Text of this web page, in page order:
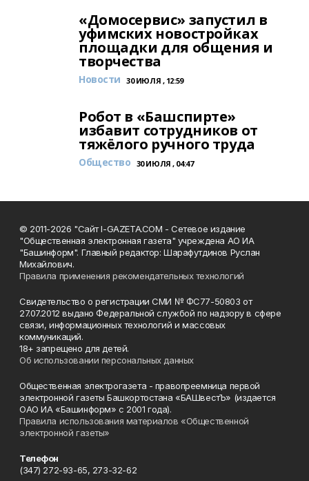
«Домосервис» запустил в
уфимских новостройках
площадки для общения и
творчества
Новости 30 ИЮЛЯ , 12:59
Робот в «Башспирте»
избавит сотрудников от
тяжёлого ручного труда
Общество 30 ИЮЛЯ , 04:47
© 2011-2026 "Сайт I-GAZETA.COM - Сетевое издание
"Общественная электронная газета" учреждена АО ИА
"Башинформ". Главный редактор: Шарафутдинов Руслан
Михайлович.
Правила применения рекомендательных технологий
Свидетельство о регистрации СМИ № ФС77-50803 от
27.07.2012 выдано Федеральной службой по надзору в сфере
связи, информационных технологий и массовых
коммуникаций.
18+ запрещено для детей.
Об использовании персональных данных
Общественная электрогазета - правопреемница первой
электронной газеты Башкортостана «БАШвестЪ» (издается
ОАО ИА «Башинформ» с 2001 года).
Правила использования материалов «Общественной
электронной газеты»
Телефон
(347) 272-93-65, 273-32-62